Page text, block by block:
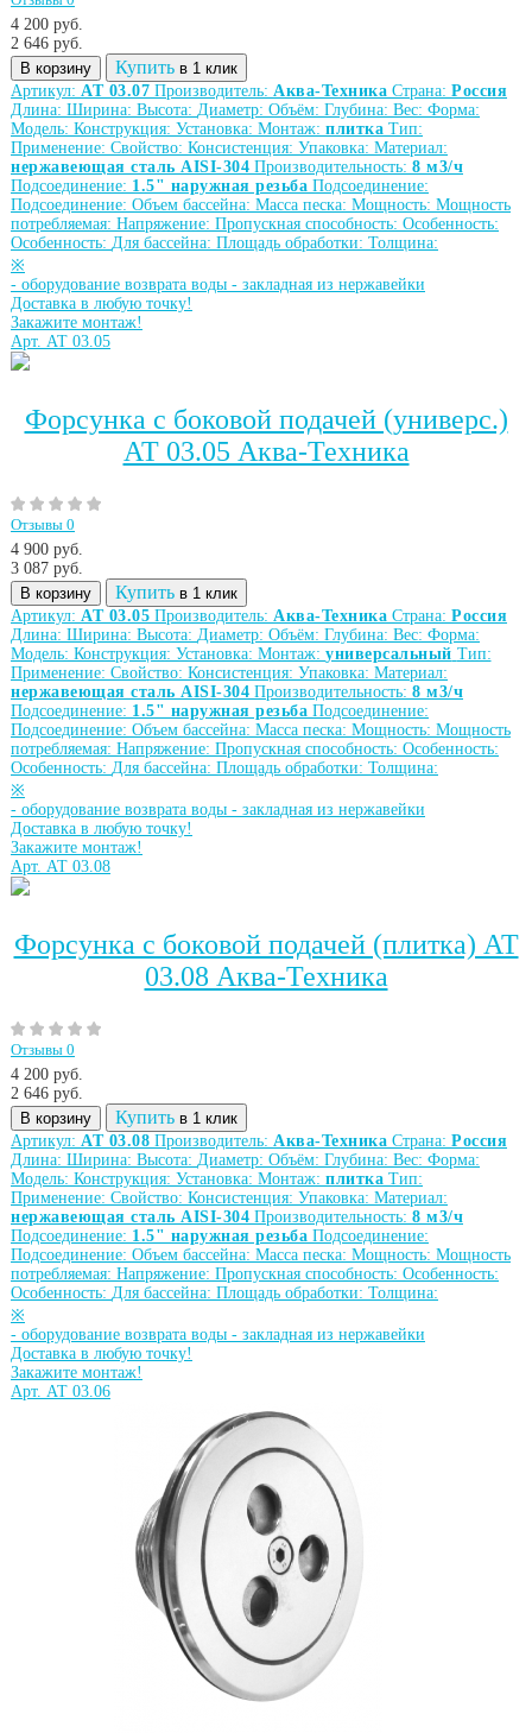
4 200 руб.
2 646 руб.
В корзину
Купить в 1 клик
Артикул: АТ 03.07 Производитель: Аква-Техника Страна: Россия
Длина: Ширина: Высота: Диаметр: Объём: Глубина: Вес: Форма:
Модель: Конструкция: Установка: Монтаж: плитка Тип:
Применение: Свойство: Консистенция: Упаковка: Материал:
нержавеющая сталь AISI-304 Производительность: 8 м3/ч
Подсоединение: 1.5" наружная резьба Подсоединение:
Подсоединение: Объем бассейна: Масса песка: Мощность: Мощность
потребляемая: Напряжение: Пропускная способность: Особенность:
Особенность: Для бассейна: Площадь обработки: Толщина:
※
- оборудование возврата воды - закладная из нержавейки
Доставка в любую точку!
Закажите монтаж!
Арт. АТ 03.05
Форсунка с боковой подачей (универс.)
АТ 03.05 Аква-Техника
Отзывы 0
4 900 руб.
3 087 руб.
В корзину
Купить в 1 клик
Артикул: АТ 03.05 Производитель: Аква-Техника Страна: Россия
Длина: Ширина: Высота: Диаметр: Объём: Глубина: Вес: Форма:
Модель: Конструкция: Установка: Монтаж: универсальный Тип:
Применение: Свойство: Консистенция: Упаковка: Материал:
нержавеющая сталь AISI-304 Производительность: 8 м3/ч
Подсоединение: 1.5" наружная резьба Подсоединение:
Подсоединение: Объем бассейна: Масса песка: Мощность: Мощность
потребляемая: Напряжение: Пропускная способность: Особенность:
Особенность: Для бассейна: Площадь обработки: Толщина:
※
- оборудование возврата воды - закладная из нержавейки
Доставка в любую точку!
Закажите монтаж!
Арт. АТ 03.08
Форсунка с боковой подачей (плитка) АТ
03.08 Аква-Техника
Отзывы 0
4 200 руб.
2 646 руб.
В корзину
Купить в 1 клик
Артикул: АТ 03.08 Производитель: Аква-Техника Страна: Россия
Длина: Ширина: Высота: Диаметр: Объём: Глубина: Вес: Форма:
Модель: Конструкция: Установка: Монтаж: плитка Тип:
Применение: Свойство: Консистенция: Упаковка: Материал:
нержавеющая сталь AISI-304 Производительность: 8 м3/ч
Подсоединение: 1.5" наружная резьба Подсоединение:
Подсоединение: Объем бассейна: Масса песка: Мощность: Мощность
потребляемая: Напряжение: Пропускная способность: Особенность:
Особенность: Для бассейна: Площадь обработки: Толщина:
※
- оборудование возврата воды - закладная из нержавейки
Доставка в любую точку!
Закажите монтаж!
Арт. АТ 03.06